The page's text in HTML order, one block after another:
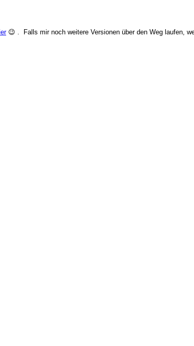
😉 . Falls mir noch weitere Versionen über den Weg laufen,